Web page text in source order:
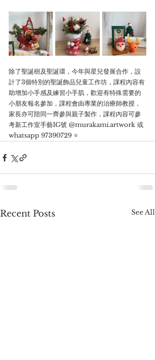
除了聖誕樹及聖誕環，今年與星兒發展合作，設
計了3個特別的聖誕飾品兒童工作坊，課程內容有
助增加小手感及練習小手肌，歡迎有特殊需要的
小朋友報名參加，課程會由專業的治療師教授，
家長亦可陪同一齊參與親子製作，課程內容可參
考新工作室手藝IG號 @murakami.artwork 或
whatsapp 97390729 ⭐️
Recent Posts See All